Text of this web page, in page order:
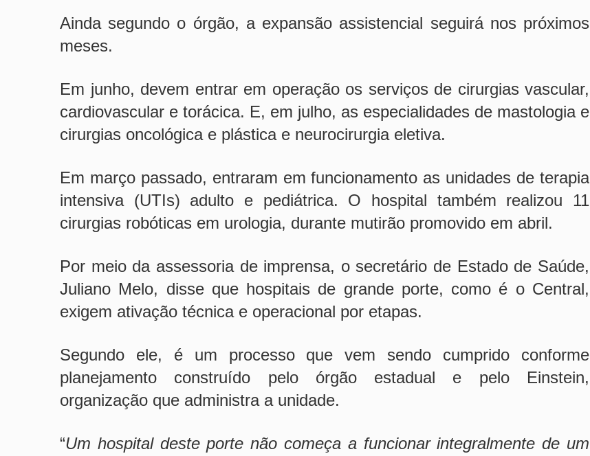
Ainda segundo o órgão, a expansão assistencial seguirá nos próximos
meses.
Em junho, devem entrar em operação os serviços de cirurgias vascular,
cardiovascular e torácica. E, em julho, as especialidades de mastologia e
cirurgias oncológica e plástica e neurocirurgia eletiva.
Em março passado, entraram em funcionamento as unidades de terapia
intensiva (UTIs) adulto e pediátrica. O hospital também realizou 11
cirurgias robóticas em urologia, durante mutirão promovido em abril.
Por meio da assessoria de imprensa, o secretário de Estado de Saúde,
Juliano Melo, disse que hospitais de grande porte, como é o Central,
exigem ativação técnica e operacional por etapas.
Segundo ele, é um processo que vem sendo cumprido conforme
planejamento construído pelo órgão estadual e pelo Einstein,
organização que administra a unidade.
“Um hospital deste porte não começa a funcionar integralmente de um